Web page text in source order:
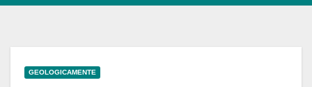
GEOLOGICAMENTE